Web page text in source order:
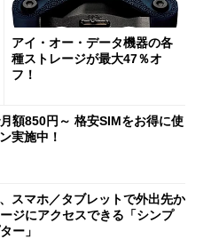
アイ・オー・データ機器の各
種ストレージが最大47％オ
フ！
額850円～ 格安SIMをお得に使
実施中！
スマホ／タブレットで外出先か
ジにアクセスできる「シンプ
ー」